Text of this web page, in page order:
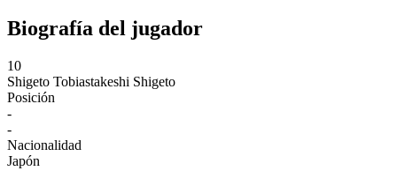
Biografía del jugador
10
Shigeto Tobiastakeshi Shigeto
Posición
-
-
Nacionalidad
Japón